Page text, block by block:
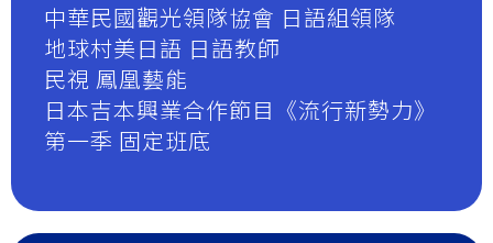
中華民國觀光領隊協會 日語組領隊
地球村美日語 日語教師
民視 鳳凰藝能
日本吉本興業合作節目《流行新勢力》
第一季 固定班底